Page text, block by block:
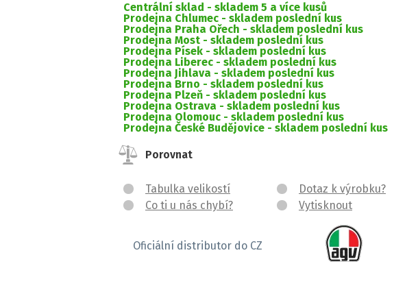
Centrální sklad - skladem 5 a více kusů
Prodejna Chlumec - skladem poslední kus
Prodejna Praha Ořech - skladem poslední kus
Prodejna Most - skladem poslední kus
Prodejna Písek - skladem poslední kus
Prodejna Liberec - skladem poslední kus
Prodejna Jihlava - skladem poslední kus
Prodejna Brno - skladem poslední kus
Prodejna Plzeň - skladem poslední kus
Prodejna Ostrava - skladem poslední kus
Prodejna Olomouc - skladem poslední kus
Prodejna České Budějovice - skladem poslední kus
Porovnat
Tabulka velikostí
Co ti u nás chybí?
Dotaz k výrobku?
Vytisknout
Oficiální distributor do CZ